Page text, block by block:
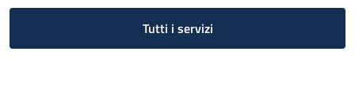
Tutti i servizi